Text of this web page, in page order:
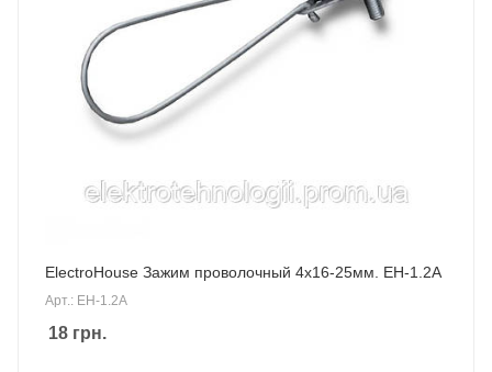
ElectroHouse Зажим проволочный 4х16-25мм. EH-1.2A
Арт.: EH-1.2A
18 грн.